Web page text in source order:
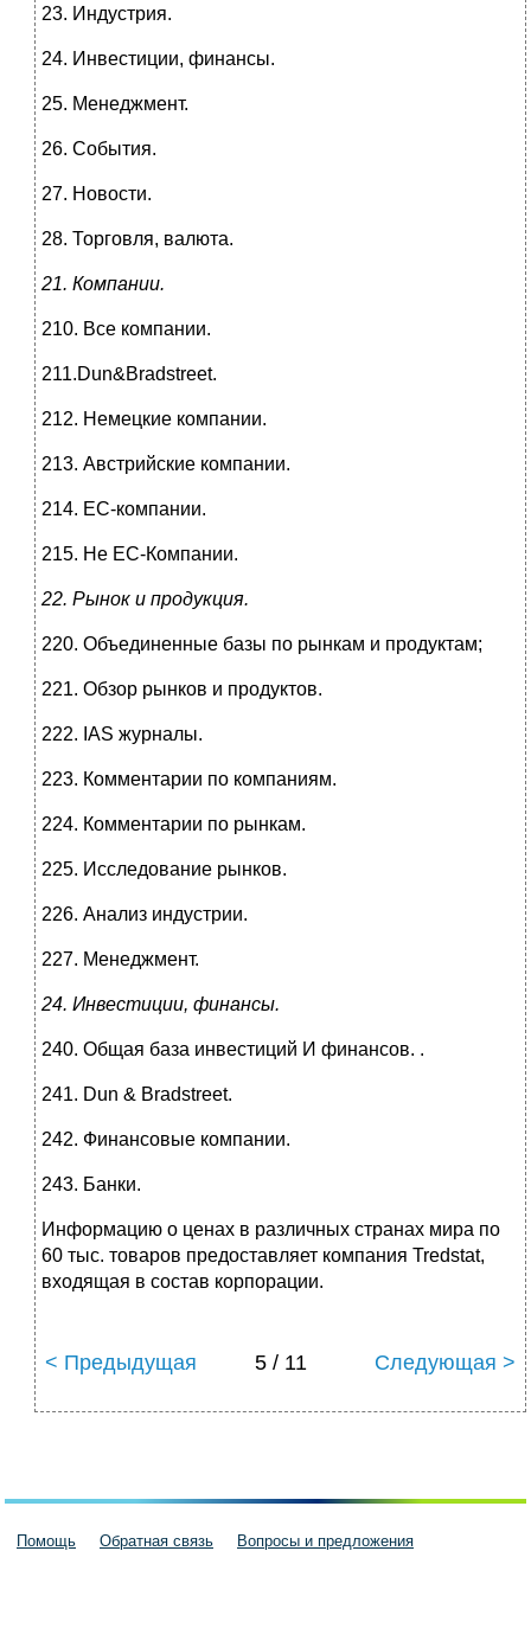
23. Индустрия.
24. Инвестиции, финансы.
25. Менеджмент.
26. События.
27. Новости.
28. Торговля, валюта.
21. Компании.
210. Все компании.
211.Dun&Bradstreet.
212. Немецкие компании.
213. Австрийские компании.
214. ЕС-компании.
215. Не ЕС-Компании.
22. Рынок и продукция.
220. Объединенные базы по рынкам и продуктам;
221. Обзор рынков и продуктов.
222. IAS журналы.
223. Комментарии по компаниям.
224. Комментарии по рынкам.
225. Исследование рынков.
226. Анализ индустрии.
227. Менеджмент.
24. Инвестиции, финансы.
240. Общая база инвестиций И финансов. .
241. Dun & Bradstreet.
242. Финансовые компании.
243. Банки.
Информацию о ценах в различных странах мира по
60 тыс. товаров предоставляет компания Tredstat,
входящая в состав корпорации.
< Предыдущая 5 / 11 Следующая >
Помощь Обратная связь Вопросы и предложения